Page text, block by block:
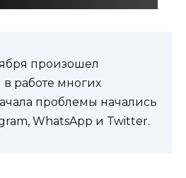
произошел
работе многих
проблемы начались
WhatsApp и Twitter.